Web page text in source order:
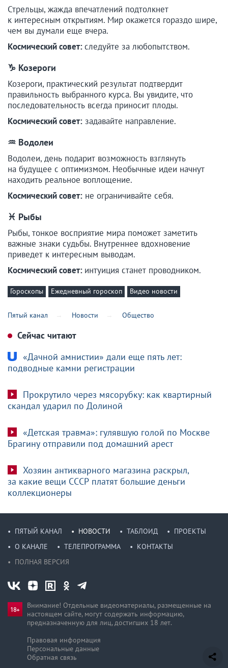
Стрельцы, жажда впечатлений подтолкнет
к интересным открытиям. Мир окажется гораздо шире,
чем вы думали еще вчера.
Космический совет:следуйте за любопытством.
♑ Козероги
Козероги, практический результат подтвердит
правильность выбранного курса. Вы увидите, что
последовательность всегда приносит плоды.
Космический совет: задавайте направление.
♒ Водолеи
Водолеи, день подарит возможность взглянуть
на будущее с оптимизмом. Необычные идеи начнут
находить реальное воплощение.
Космический совет: не ограничивайте себя.
♓ Рыбы
Рыбы, тонкое восприятие мира поможет заметить
важные знаки судьбы. Внутреннее вдохновение
приведет к интересным выводам.
Космический совет: интуиция станет проводником.
Гороскопы Ежедневный гороскоп Видео новости
Пятый канал Новости Общество
Сейчас читают
«Дачной амнистии» дали еще пять лет:
подводные камни регистрации
Прокрутило через мясорубку: как квартирный
скандал ударил по Долиной
«Детская травма»: гулявшую голой по Москве
Брагину отправили под домашний арест
Хозяин антикварного магазина раскрыл,
за какие вещи СССР платят большие деньги
коллекционеры
ПЯТЫЙ КАНАЛ НОВОСТИ ТАБЛОИД
ПРОЕКТЫ
О КАНАЛЕ
ТЕЛЕПРОГРАММА
КОНТАКТЫ
ПОЛНАЯ ВЕРСИЯ
Внимание! Отдельные видеоматериалы, размещенные на
настоящем сайте, могут содержать информацию,
предназначен­ную для лиц, достигших 18 лет.
Правовая информация
Персональные данные
Обратная связь